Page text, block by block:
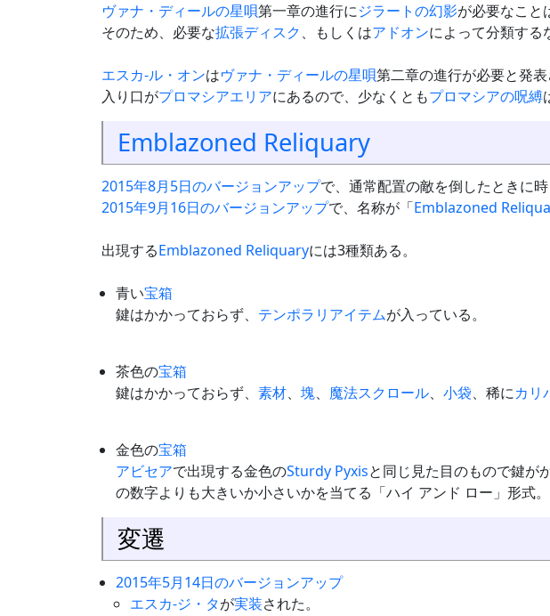
ヴァナ・ディールの星唄第一章の進行にジラートの幻影が必要なこと
そのため、必要な拡張ディスク、もしくはアドオンによって分類する
エスカ-ル・オンはヴァナ・ディールの星唄第二章の進行が必要と発
入り口がプロマシアエリアにあるので、少なくともプロマシアの呪縛
Emblazoned Reliquary
2015年8月5日のバージョンアップで、通常配置の敵を倒したときに時
2015年9月16日のバージョンアップで、名称が「Emblazoned
出現するEmblazoned Reliquaryには3種類ある。
青い宝箱
鍵はかかっておらず、 テンポラリアイテムが入っている。
茶色の宝箱
鍵はかかっておらず、 素材、 塊、 魔法スクロール、 小袋、稀にカリ
金色の宝箱
アビセアで出現する金色のSturdy Pyxisと同じ見た目のもので鍵が
の数字よりも大きいか小さいかを当てる「ハイ アンド ロー」形式
変遷
2015年5月14日のバージョンアップ
エスカ-ジ・タが実装された。